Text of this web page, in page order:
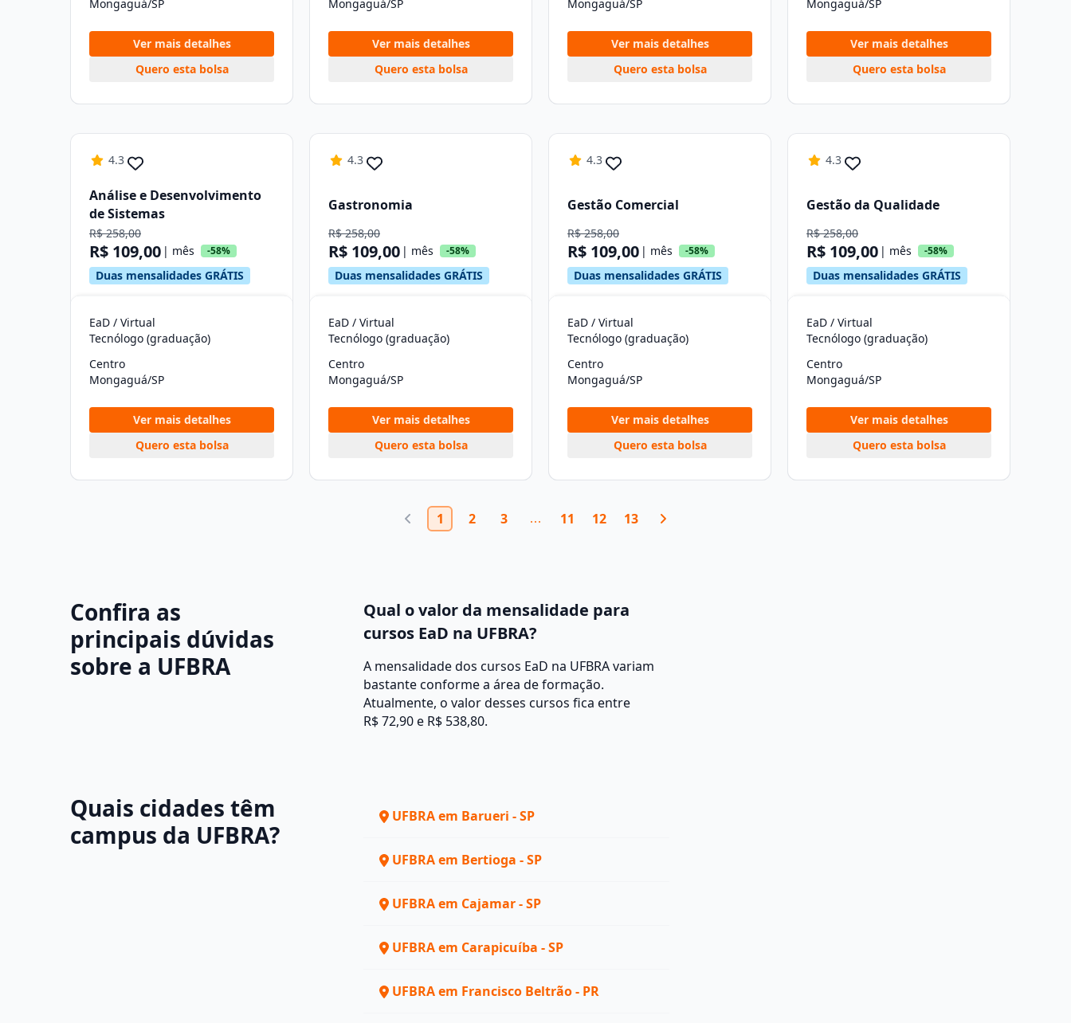
Mongaguá/SP
Ver mais detalhes
Quero esta bolsa
Mongaguá/SP
Ver mais detalhes
Quero esta bolsa
Mongaguá/SP
Ver mais detalhes
Quero esta bolsa
Mongaguá/SP
Ver mais detalhes
Quero esta bolsa
4.3
Análise e Desenvolvimento
de Sistemas
R$ 258,00
R$ 109,00 | mês -58%
Duas mensalidades GRÁTIS
EaD / Virtual
Tecnólogo (graduação)
Centro
Mongaguá/SP
Ver mais detalhes
Quero esta bolsa
4.3
Gastronomia
R$ 258,00
R$ 109,00 | mês -58%
Duas mensalidades GRÁTIS
EaD / Virtual
Tecnólogo (graduação)
Centro
Mongaguá/SP
Ver mais detalhes
Quero esta bolsa
4.3
Gestão Comercial
R$ 258,00
R$ 109,00 | mês -58%
Duas mensalidades GRÁTIS
EaD / Virtual
Tecnólogo (graduação)
Centro
Mongaguá/SP
Ver mais detalhes
Quero esta bolsa
4.3
Gestão da Qualidade
R$ 258,00
R$ 109,00 | mês -58%
Duas mensalidades GRÁTIS
EaD / Virtual
Tecnólogo (graduação)
Centro
Mongaguá/SP
Ver mais detalhes
Quero esta bolsa
1 2 3 11 12 13
Confira as
principais dúvidas
sobre a UFBRA
Qual o valor da mensalidade para
cursos EaD na UFBRA?
A mensalidade dos cursos EaD na UFBRA variam
bastante conforme a área de formação.
Atualmente, o valor desses cursos fica entre
R$ 72,90 e R$ 538,80.
Quais cidades têm
campus da UFBRA?
UFBRA em Barueri - SP
UFBRA em Bertioga - SP
UFBRA em Cajamar - SP
UFBRA em Carapicuíba - SP
UFBRA em Francisco Beltrão - PR